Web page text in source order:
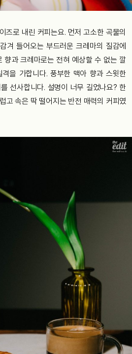
즈로 내린 커피는요. 먼저 고소한 곡물의
겨 들어오는 부드러운 크레마의 질감에
향과 크레마로는 전혀 예상할 수 없는 깔
을 가합니다. 풍부한 맥아 향과 스윗한
선사합니다. 설명이 너무 길었나요? 한
고 속은 딱 떨어지는 반전 매력의 커피였